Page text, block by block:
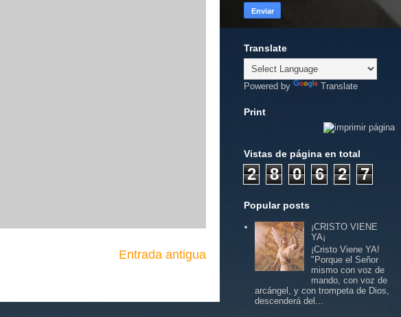
Entrada antigua
Translate
Powered by Translate
Print
Vistas de página en total
2 8 0 6 2 7
Popular posts
¡CRISTO VIENE
YA¡
¡Cristo Viene YA!
"Porque el Señor
mismo con voz de
mando, con voz de
arcángel, y con trompeta de Dios,
descenderá del...